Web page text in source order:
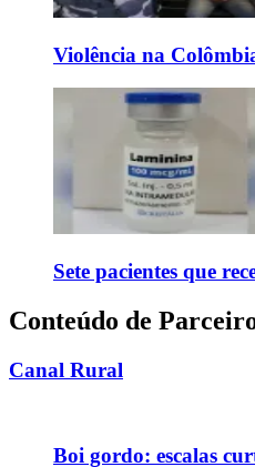
Violência na
Sete pacientes que
Conteúdo de
Canal Rural
Boi gordo: escalas